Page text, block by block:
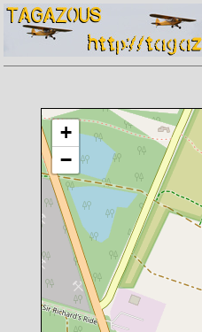
Chargement de la carte en cours
+
−